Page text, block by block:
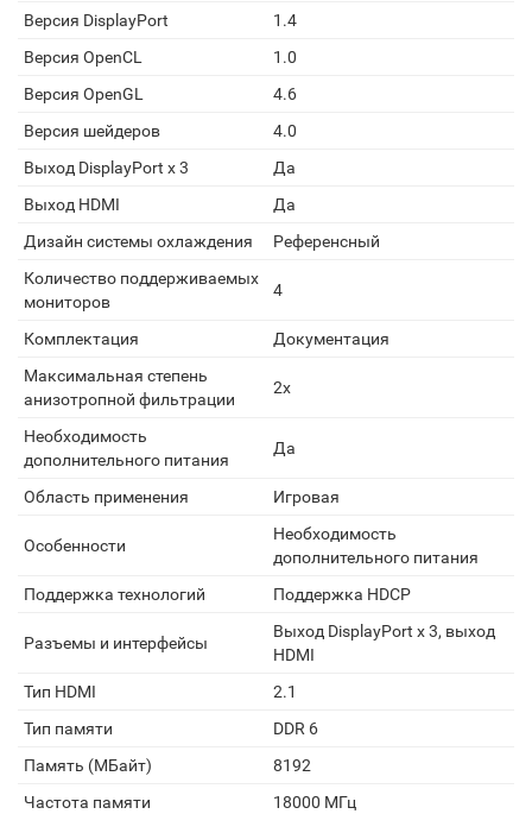
Версия DisplayPort
1.4
Версия OpenCL
1.0
Версия OpenGL
4.6
Версия шейдеров
4.0
Выход DisplayPort x 3
Да
Выход HDMI
Да
Дизайн системы охлаждения
Референсный
Количество поддерживаемых
мониторов
4
Комплектация
Документация
Максимальная степень
анизотропной фильтрации
2x
Необходимость
дополнительного питания
Да
Область применения Игровая
Особенности
Необходимость
дополнительного питания
Поддержка технологий
Поддержка HDCP
Разъемы и интерфейсы
Выход DisplayPort x 3, выход
HDMI
Тип HDMI
2.1
Тип памяти
DDR 6
Память (МБайт)
8192
Частота памяти
18000 МГц